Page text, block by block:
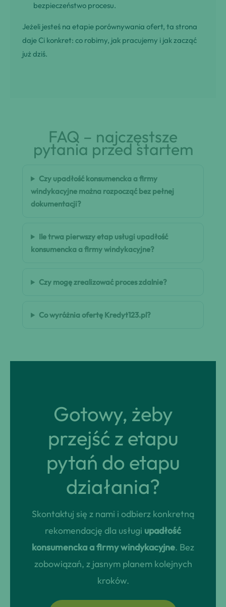
bezpieczeństwo procesu.
Jeżeli jesteś na etapie porównywania ofert, ta strona
daje Ci konkret: co robimy, jak pracujemy i jak zacząć
już dziś.
FAQ – najczęstsze
pytania przed startem
Czy upadłość konsumencka a firmy
windykacyjne można rozpocząć bez pełnej
dokumentacji?
Ile trwa pierwszy etap usługi upadłość
konsumencka a firmy windykacyjne?
Czy mogę zrealizować proces zdalnie?
Co wyróżnia ofertę Kredyt123.pl?
Gotowy, żeby
przejść z etapu
pytań do etapu
działania?
Skontaktuj się z nami i odbierz konkretną
rekomendację dla usługi upadłość
konsumencka a firmy windykacyjne. Bez
zobowiązań, z jasnym planem kolejnych
kroków.